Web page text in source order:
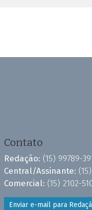
Contato
Redação: (15) 99789-
Central/Assinante:
Comercial: (15) 2102-
Enviar e-mail para